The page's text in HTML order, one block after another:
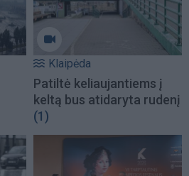
Klaipėda
Patiltė keliaujantiems į
keltą bus atidaryta rudenį
(1)